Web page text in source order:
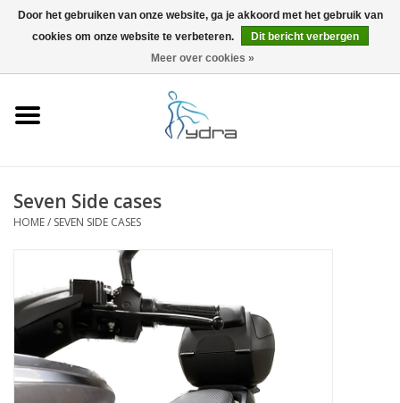
0 Artikelen - €0,00
Accessoires
Seven Side cases
HOME/ SEVEN SIDE CASES
Door het gebruiken van onze website, ga je akkoord met het gebruik van
cookies om onze website te verbeteren.
Dit bericht verbergen
Meer over cookies »